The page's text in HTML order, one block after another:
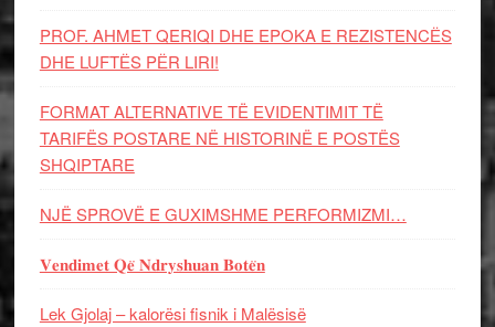
PROF. AHMET QERIQI DHE EPOKA E REZISTENCЁS
DHE LUFTЁS PЁR LIRI!
FORMAT ALTERNATIVE TË EVIDENTIMIT TË
TARIFËS POSTARE NË HISTORINË E POSTËS
SHQIPTARE
NJË SPROVË E GUXIMSHME PERFORMIZMI…
𝐕𝐞𝐧𝐝𝐢𝐦𝐞𝐭 𝐐𝐞̈ 𝐍𝐝𝐫𝐲𝐬𝐡𝐮𝐚𝐧 𝐁𝐨𝐭𝐞̈𝐧
Lek Gjolaj – kalorësi fisnik i Malësisë